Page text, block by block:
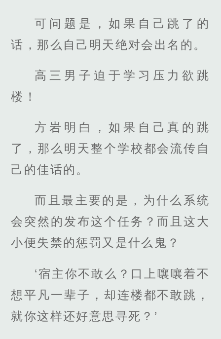
可问题是，如果自己跳了的
话，那么自己明天绝对会出名的。
高三男子迫于学习压力欲跳
楼！
方岩明白，如果自己真的跳
了，那么明天整个学校都会流传自
己的佳话的。
而且最主要的是，为什么系统
会突然的发布这个任务？而且这大
小便失禁的惩罚又是什么鬼？
‘宿主你不敢么？口上嚷嚷着不
想平凡一辈子，却连楼都不敢跳，
就你这样还好意思寻死？’